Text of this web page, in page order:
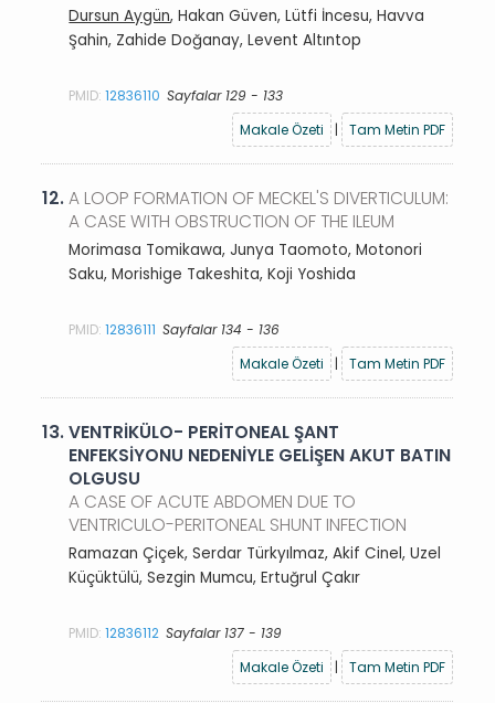
Dursun Aygün, Hakan Güven, Lütfi İncesu, Havva
Şahin, Zahide Doğanay, Levent Altıntop
PMID:12836110 Sayfalar 129 - 133
Makale Özeti
| Tam Metin PDF
12.A LOOP FORMATION OF MECKEL'S DIVERTICULUM:
A CASE WITH OBSTRUCTION OF THE ILEUM
Morimasa Tomikawa, Junya Taomoto, Motonori
Saku, Morishige Takeshita, Koji Yoshida
PMID:12836111 Sayfalar 134 - 136
Makale Özeti
| Tam Metin PDF
13.VENTRİKÜLO- PERİTONEAL ŞANT
ENFEKSİYONU NEDENİYLE GELİŞEN AKUT BATIN
OLGUSU
A CASE OF ACUTE ABDOMEN DUE TO
VENTRICULO-PERITONEAL SHUNT INFECTION
Ramazan Çiçek, Serdar Türkyılmaz, Akif Cinel, Uzel
Küçüktülü, Sezgin Mumcu, Ertuğrul Çakır
PMID:12836112 Sayfalar 137 - 139
Makale Özeti
| Tam Metin PDF